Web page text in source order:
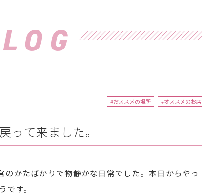
#おススメの場所 #オススメのお店
って来ました。
かたばかりで物静かな日常でした。本日からやっ
す。